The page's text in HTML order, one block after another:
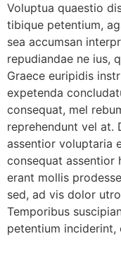
Voluptua quaestio
tibique petentium,
sea accumsan
repudiandae ne ius,
Graece euripidis
expetenda
consequat, mel
reprehendunt vel at.
assentior voluptaria
consequat assentior
erant mollis
sed, ad vis dolor
Temporibus
petentium inciderint,